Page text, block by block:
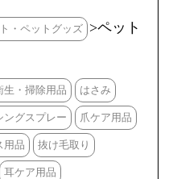
・ペットグッズ >ペット
生・掃除用品 はさみ
ングスプレー 爪ケア用品
用品 抜け毛取り
耳ケア用品